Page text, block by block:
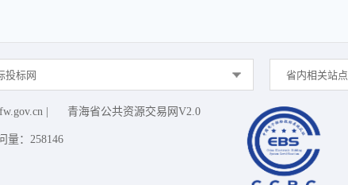
投标网 省内相关站点
青海省公共资源交易网V2.0
量： 258146